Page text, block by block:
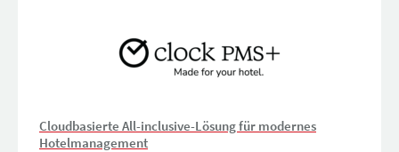
Cloudbasierte All-inclusive-Lösung für modernes
Hotelmanagement